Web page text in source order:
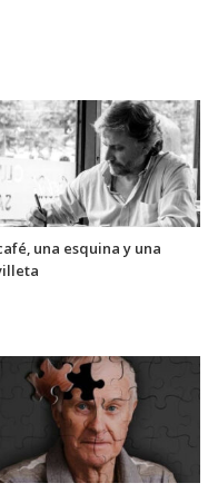
una esquina y una